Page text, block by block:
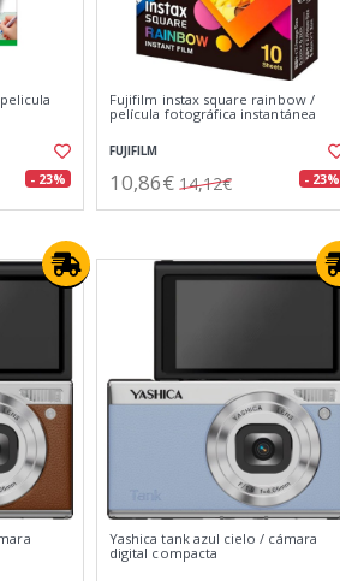
- 23%
Fujifilm instax square rainbow /
película fotográfica instantánea
FUJIFILM
10,86€ 14,12€ - 23%
Yashica tank azul cielo / cámara
digital compacta